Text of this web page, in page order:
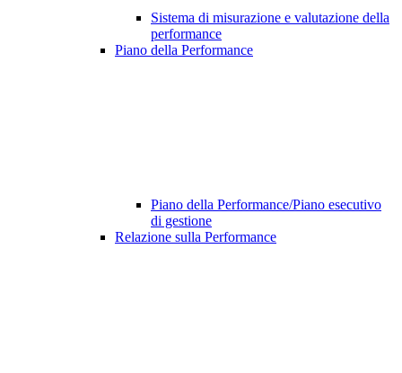
Sistema di misurazione e valutazione della
performance
Piano della Performance
Piano della Performance/Piano esecutivo
di gestione
Relazione sulla Performance